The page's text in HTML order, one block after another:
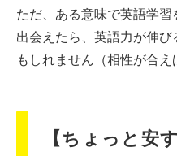
ただ、ある意味で英語学
出会えたら、英語力が伸
もしれません（相性が合え
【ちょっと安